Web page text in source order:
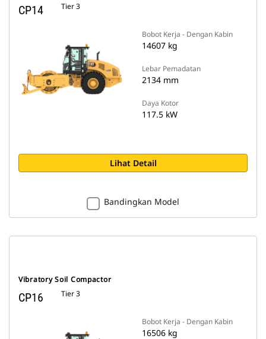
CP14 Tier 3
Bobot Kerja - Dengan Kabin
14607 kg
Lebar Pemadatan
2134 mm
Daya Kotor
117.5 kW
Lihat Detail
Bandingkan Model
Vibratory Soil Compactor
CP16 Tier 3
Bobot Kerja - Dengan Kabin
16506 kg